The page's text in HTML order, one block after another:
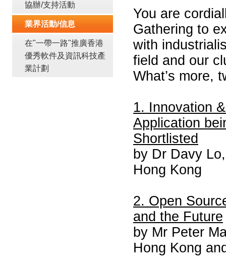
協辦/支持活動
業界活動/信息
在"一帶一路"推廣香港
優秀軟件及資訊科技產
業計劃
You are
Gathering to
with
field and our
What’s more,
1. Innovation
Application
Shortlisted
by Dr Davy
Hong Kong
2. Open
and the Future
by Mr Peter
Hong Kong